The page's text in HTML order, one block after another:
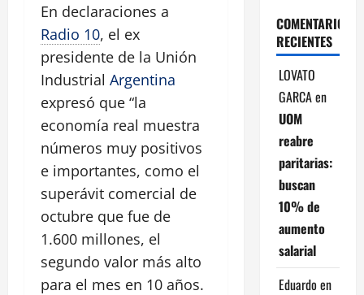
En declaraciones a
Radio 10, el ex
presidente de la Unión
Industrial Argentina
expresó que “la
economía real muestra
números muy positivos
e importantes, como el
superávit comercial de
octubre que fue de
1.600 millones, el
segundo valor más alto
para el mes en 10 años.
COMENTARIOS
RECIENTES
LOVATO
GARCAen
UOM
reabre
paritarias:
buscan
10% de
aumento
salarial
Eduardo en